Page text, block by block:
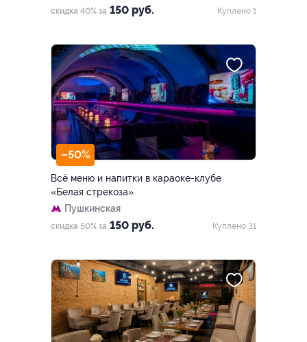
Электросталь, Ногинское
скидка 40% за 150 руб. Куплено 1
–50%
Всё меню и напитки в караоке-клубе
«Белая стрекоза»
Пушкинская
скидка 50% за 150 руб. Куплено 31